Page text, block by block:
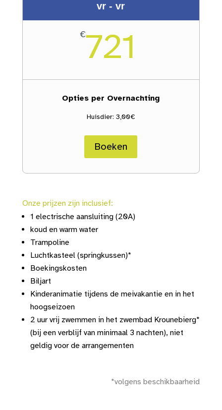
vr - vr
€721
Opties per Overnachting
Huisdier: 3,00€
Boeken
Onze prijzen zijn inclusief:
1 electrische aansluiting (20A)
koud en warm water
Trampoline
Luchtkasteel (springkussen)*
Boekingskosten
Biljart
Kinderanimatie tijdens de meivakantie en in het
hoogseizoen
2 uur vrij zwemmen in het zwembad Krounebierg*
(bij een verblijf van minimaal 3 nachten), niet
geldig voor de arrangementen
*volgens beschikbaarheid